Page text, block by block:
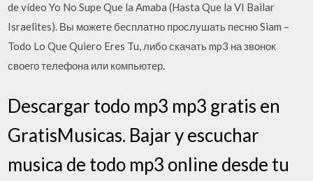
de vídeo Yo No Supe Que la Amaba (Hasta Que la VI Bailar
Israelites). Вы можете бесплатно прослушать песню Siam –
Todo Lo Que Quiero Eres Tu, либо скачать mp3 на звонок
своего телефона или компьютер.
Descargar todo mp3 mp3 gratis en
GratisMusicas. Bajar y escuchar
musica de todo mp3 online desde tu